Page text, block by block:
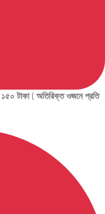
১৫০ টাকা ( অতিরিক্ত ওজনে প্রতি